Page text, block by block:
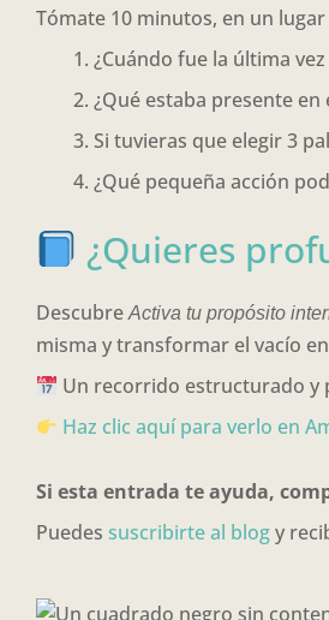
Tómate 10 minutos, en un
¿Cuándo fue la última
¿Qué estaba presente en
Si tuvieras que elegir 3
¿Qué pequeña acción
¿Quieres
DescubreActiva tu propósito
misma y transformar el vacío
Un recorrido estructurado y
Haz clic aquí para verlo en
Si esta entrada te ayuda,
Puedes suscribirte al blogy